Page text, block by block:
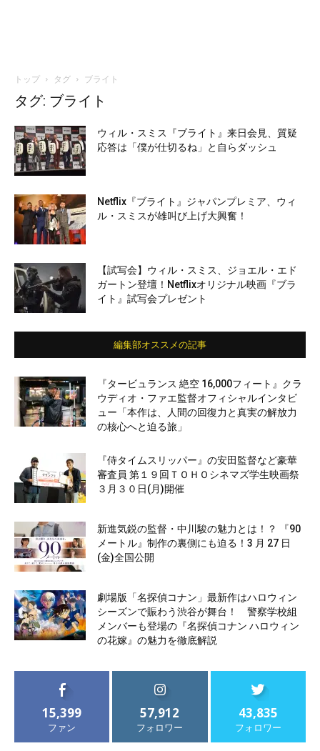
トップ タグ ブライト
タグ: ブライト
ウィル・スミス『ブライト』来日会見、質疑
応答は「僕が仕切るね」と自らダッシュ
Netflix『ブライト』ジャパンプレミア、ウィ
ル・スミスが雄叫び上げ大興奮！
【試写会】ウィル・スミス、ジョエル・エド
ガートン登壇！Netflixオリジナル映画『ブラ
イト』試写会プレゼント
編集部オススメの記事
『タービュランス 絶空 16,000フィート』クラ
ウディオ・ファエ監督オフィシャルインタビ
ュー「本作は、人間の回復力と真実の解放力
の核心へと迫る旅」
『侍タイムスリッパー』の安田監督など豪華
審査員 第１９回ＴＯＨＯシネマズ学生映画祭
３月３０日(月)開催
新進気鋭の監督・中川駿の魅力とは！？ 『90
メートル』制作の裏側にも迫る！3 月 27 日
(金)全国公開
劇場版「名探偵コナン」最新作はハロウィン
シーズンで賑わう渋谷が舞台！ 警察学校組
メンバーも登場の『名探偵コナン ハロウィン
の花嫁』の魅力を徹底解説
15,399
ファン
57,912
フォロワー
43,835
フォロワー